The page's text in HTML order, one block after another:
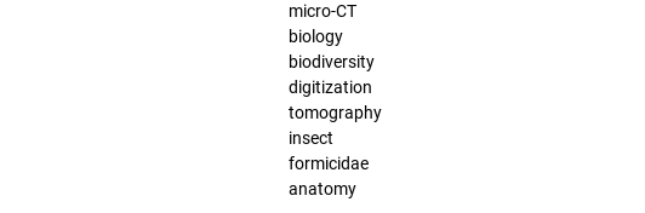
micro-CT
biology
biodiversity
digitization
tomography
insect
formicidae
anatomy